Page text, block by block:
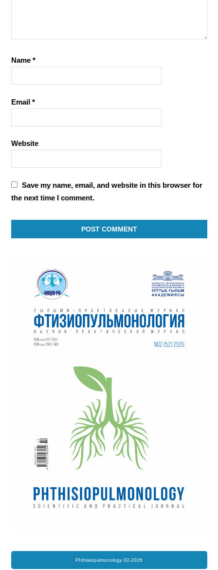
Name *
Email *
Website
Save my name, email, and website in this browser for
the next time I comment.
Phthisiopulmonology 02-2026